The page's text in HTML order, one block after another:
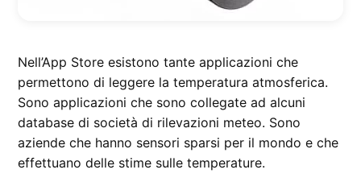
Nell’App Store esistono tante applicazioni che
permettono di leggere la temperatura atmosferica.
Sono applicazioni che sono collegate ad alcuni
database di società di rilevazioni meteo. Sono
aziende che hanno sensori sparsi per il mondo e che
effettuano delle stime sulle temperature.